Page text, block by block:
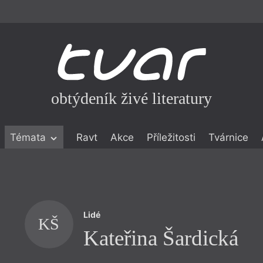
obtýdeník živé literatury
Témata Ravt Akce Příležitosti Tvárnice
KŠ Lidé
Kateřina Šardická